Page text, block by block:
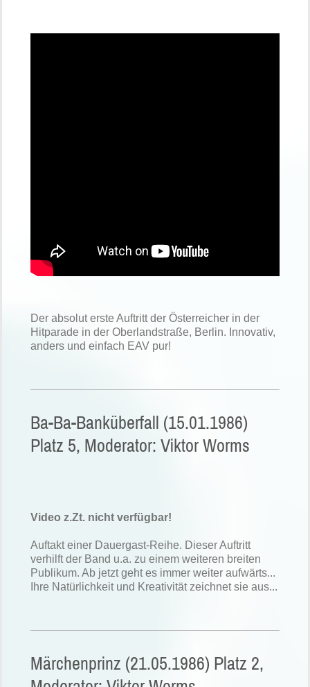
Der absolut erste Auftritt der Österreicher in der
Hitparade in der Oberlandstraße, Berlin. Innovativ,
anders und einfach EAV pur!
Ba-Ba-Banküberfall (15.01.1986)
Platz 5, Moderator: Viktor Worms
Video z.Zt. nicht verfügbar!
Auftakt einer Dauergast-Reihe. Dieser Auftritt
verhilft der Band u.a. zu einem weiteren breiten
Publikum. Ab jetzt geht es immer weiter aufwärts...
Ihre Natürlichkeit und Kreativität zeichnet sie aus...
Märchenprinz (21.05.1986) Platz 2,